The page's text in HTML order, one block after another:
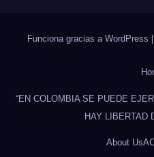
Funciona gracias a WordPress
“EN COLOMBIA SE PUEDE
HAY LIBERTAD
About Us